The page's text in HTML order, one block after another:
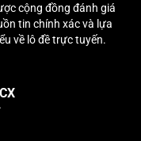
cộng đồng đánh giá
tin chính xác và lựa
về lô đề trực tuyến.